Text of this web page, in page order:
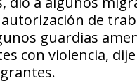
de
guardias
con violencia,